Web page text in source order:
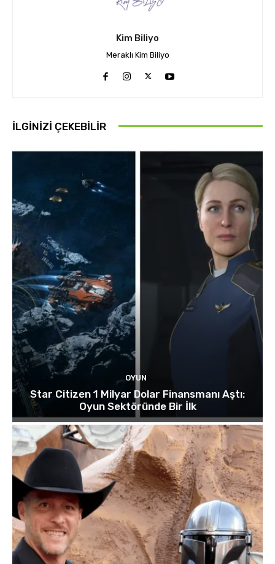
Kim Biliyo
Meraklı Kim Biliyo
İLGINIZI ÇEKEBILIR
OYUN
Star Citizen 1 Milyar Dolar Finansmanı Aştı:
Oyun Sektöründe Bir İlk